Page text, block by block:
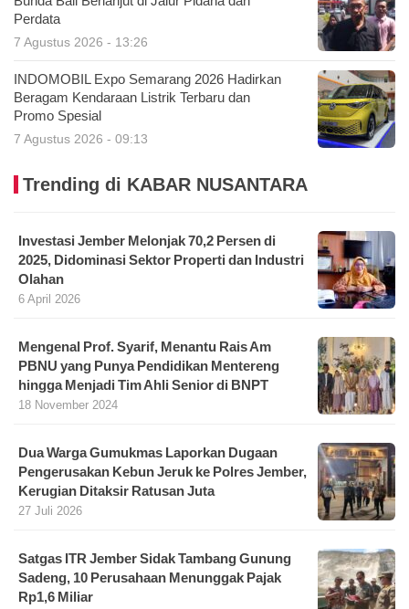
Perdata
7 Agustus 2026 - 13:26
INDOMOBIL Expo Semarang 2026 Hadirkan
Beragam Kendaraan Listrik Terbaru dan
Promo Spesial
7 Agustus 2026 - 09:13
Trending di KABAR NUSANTARA
Investasi Jember Melonjak 70,2 Persen di
2025, Didominasi Sektor Properti dan Industri
Olahan
6 April 2026
Mengenal Prof. Syarif, Menantu Rais Am
PBNU yang Punya Pendidikan Mentereng
hingga Menjadi Tim Ahli Senior di BNPT
18 November 2024
Dua Warga Gumukmas Laporkan Dugaan
Pengerusakan Kebun Jeruk ke Polres Jember,
Kerugian Ditaksir Ratusan Juta
27 Juli 2026
Satgas ITR Jember Sidak Tambang Gunung
Sadeng, 10 Perusahaan Menunggak Pajak
Rp1,6 Miliar